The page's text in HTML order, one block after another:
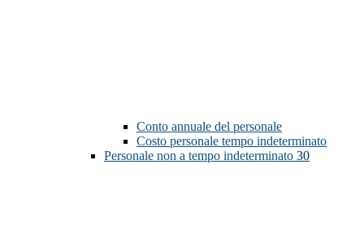
Conto annuale del personale
Costo personale tempo indeterminato
Personale non a tempo indeterminato 30